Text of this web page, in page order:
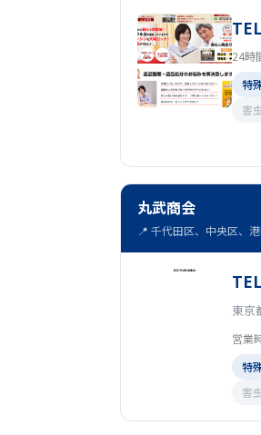
24時
特
害
丸武商会
📍 千代田区、中央区、
東京
営業
特
害